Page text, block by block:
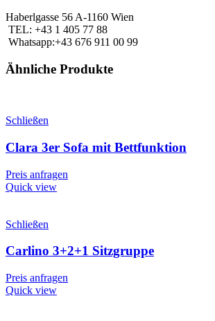
Haberlgasse 56 A-1160 Wien
TEL: +43 1 405 77 88
Whatsapp:+43 676 911 00 99
Ähnliche Produkte
Schließen
Clara 3er Sofa mit Bettfunktion
Preis anfragen
Quick view
Schließen
Carlino 3+2+1 Sitzgruppe
Preis anfragen
Quick view